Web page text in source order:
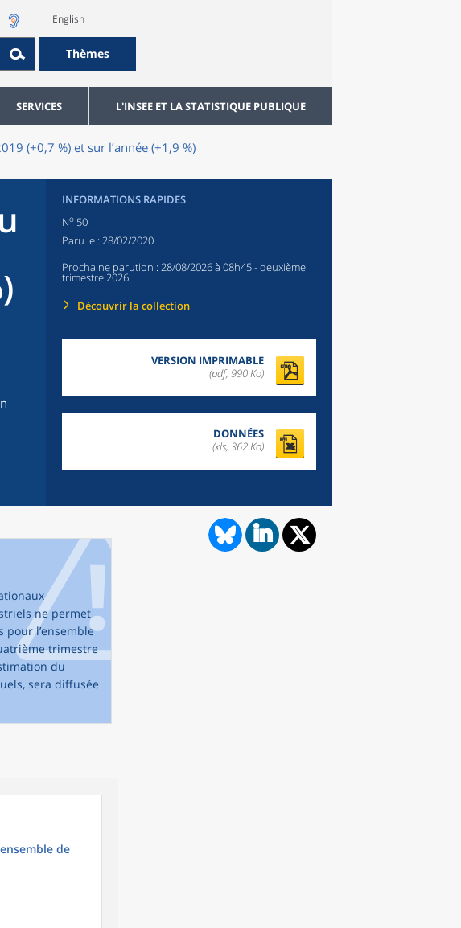
English
Thèmes
SERVICES L'INSEE ET LA STATISTIQUE PUBLIQUE
(+0,7 %) et sur l’année (+1,9 %)
INFORMATIONS RAPIDES
No 50
Paru le : 28/02/2020
Prochaine parution : 28/08/2026 à 08h45- deuxième
trimestre 2026
Découvrir la collection
VERSION IMPRIMABLE
(pdf, 990 Ko)
DONNÉES
(xls, 362 Ko)
ne permet
l’ensemble
trimestre
du
sera diffusée
de